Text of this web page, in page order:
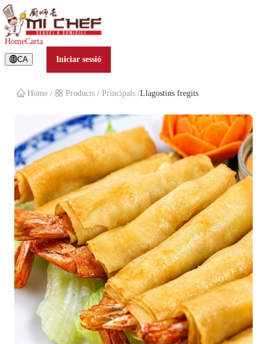
Llagostins fregits
HomeCarta
CA
Iniciar sessió
Home / Products / Principals /Llagostins fregits